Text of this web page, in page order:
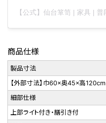
商品仕様
製品寸法
【外部寸法】巾60×奥45×高120cm
細部仕様
上部ライト付き・膳引き付